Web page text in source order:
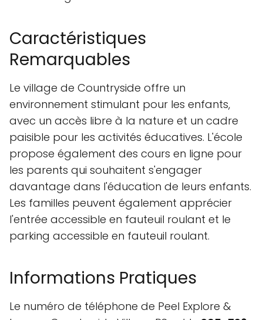
Caractéristiques
Remarquables
Le village de Countryside offre un
environnement stimulant pour les enfants,
avec un accès libre à la nature et un cadre
paisible pour les activités éducatives. L'école
propose également des cours en ligne pour
les parents qui souhaitent s'engager
davantage dans l'éducation de leurs enfants.
Les familles peuvent également apprécier
l'entrée accessible en fauteuil roulant et le
parking accessible en fauteuil roulant.
Informations Pratiques
Le numéro de téléphone de Peel Explore &